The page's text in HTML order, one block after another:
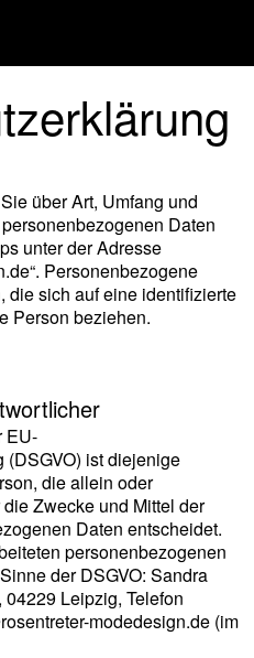
über Art, Umfang und
Daten
unter der Adresse
Personenbezogene
die sich auf eine identifizierte
Person beziehen.
EU-
(DSGVO) ist diejenige
die allein oder
Zwecke und Mittel der
Daten entscheidet.
personenbezogenen
der DSGVO: Sandra
Leipzig, Telefon
modedesign.de (im